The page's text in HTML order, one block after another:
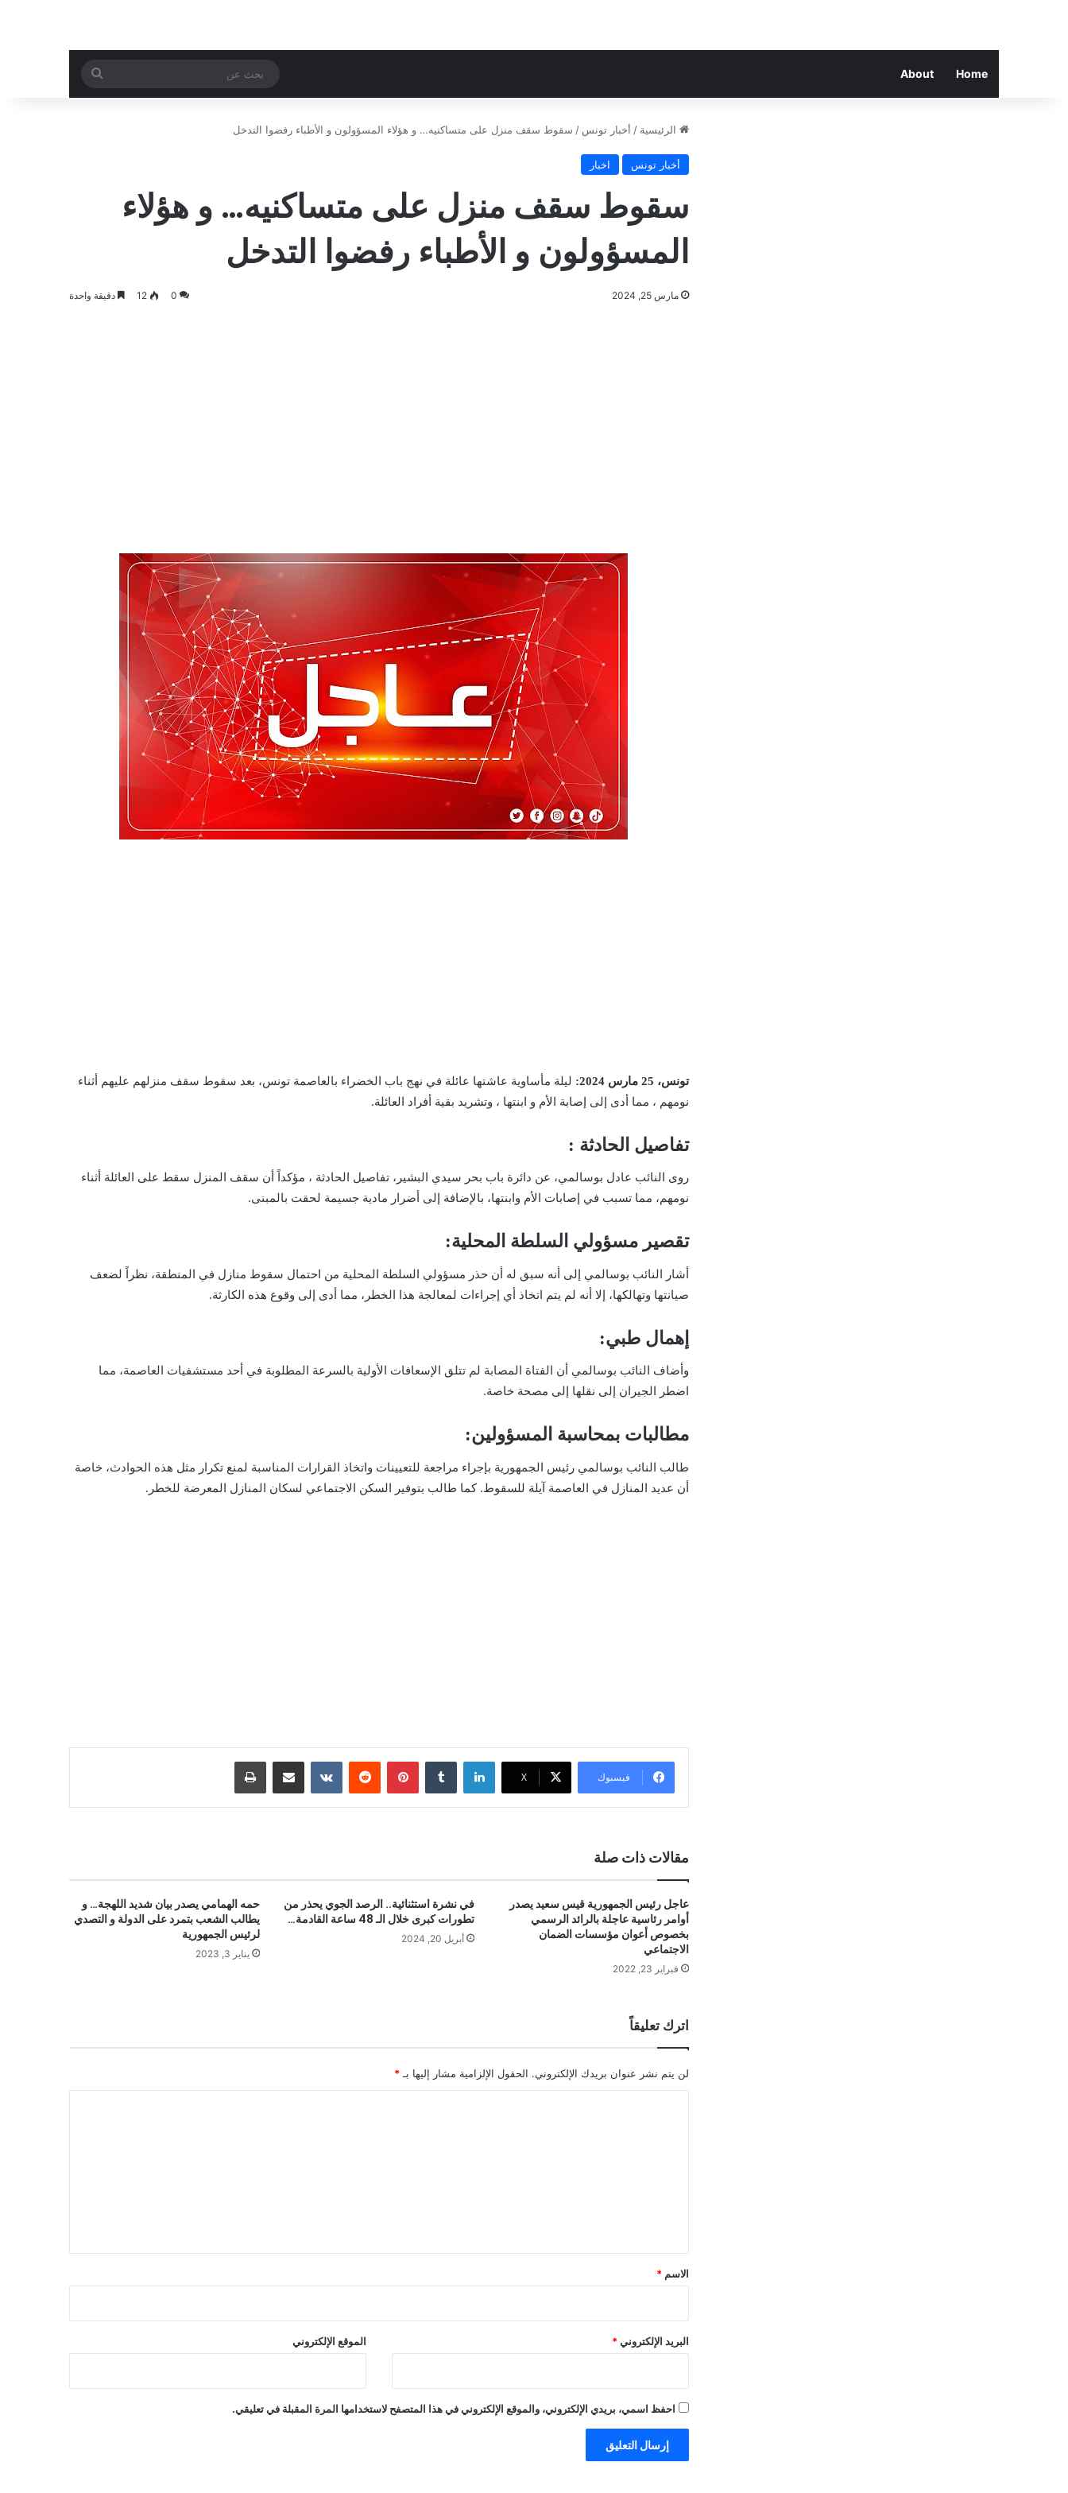
Home
About
بحث
عن
الرئيسية / أخبار تونس / سقوط سقف منزل على متساكنيه… و هؤلاء المسؤولون و الأطباء رفضوا التدخل
أخبار تونس اخبار
سقوط سقف منزل على متساكنيه… و هؤلاء
المسؤولون و الأطباء رفضوا التدخل
مارس 25, 2024 0
12 دقيقة واحدة
تونس، 25 مارس 2024:
ليلة مأساوية عاشتها عائلة في نهج باب الخضراء بالعاصمة تونس، بعد سقوط سقف منزلهم عليهم أثناء
نومهم ، مما أدى إلى إصابة الأم و ابنتها ، وتشريد بقية أفراد العائلة.
تفاصيل الحادثة :
روى النائب عادل بوسالمي، عن دائرة باب بحر سيدي البشير، تفاصيل الحادثة ، مؤكداً أن سقف المنزل سقط على العائلة أثناء
نومهم، مما تسبب في إصابات الأم وابنتها، بالإضافة إلى أضرار مادية جسيمة لحقت بالمبنى.
تقصير مسؤولي السلطة المحلية:
أشار النائب بوسالمي إلى أنه سبق له أن حذر مسؤولي السلطة المحلية من احتمال سقوط منازل في المنطقة، نظراً لضعف
صيانتها وتهالكها، إلا أنه لم يتم اتخاذ أي إجراءات لمعالجة هذا الخطر، مما أدى إلى وقوع هذه الكارثة.
إهمال طبي:
وأضاف النائب بوسالمي أن الفتاة المصابة لم تتلق الإسعافات الأولية بالسرعة المطلوبة في أحد مستشفيات العاصمة، مما
اضطر الجيران إلى نقلها إلى مصحة خاصة.
مطالبات بمحاسبة المسؤولين:
طالب النائب بوسالمي رئيس الجمهورية بإجراء مراجعة للتعيينات واتخاذ القرارات المناسبة لمنع تكرار مثل هذه الحوادث، خاصة
أن عديد المنازل في العاصمة آيلة للسقوط. كما طالب بتوفير السكن الاجتماعي لسكان المنازل المعرضة للخطر.
فيسبوك X
لينكدإن بينتيريست مشاركة عبر البريد طباعة
مقالات ذات صلة
عاجل رئيس الجمهورية قيس سعيد يصدر
أوامر رئاسية عاجلة بالرائد الرسمي
بخصوص أعوان مؤسسات الضمان
الاجتماعي
فبراير 23, 2022
في نشرة استثنائية.. الرصد الجوي يحذر من
تطورات كبرى خلال الـ 48 ساعة القادمة…
أبريل 20, 2024
حمه الهمامي يصدر بيان شديد اللهجة… و
يطالب الشعب بتمرد على الدولة و التصدي
لرئيس الجمهورية
يناير 3, 2023
اترك تعليقاً
لن يتم نشر عنوان بريدك الإلكتروني. الحقول الإلزامية مشار إليها بـ *
*
الاسم *
البريد الإلكتروني * الموقع الإلكتروني
احفظ اسمي، بريدي الإلكتروني، والموقع الإلكتروني في هذا المتصفح لاستخدامها المرة المقبلة في تعليقي.